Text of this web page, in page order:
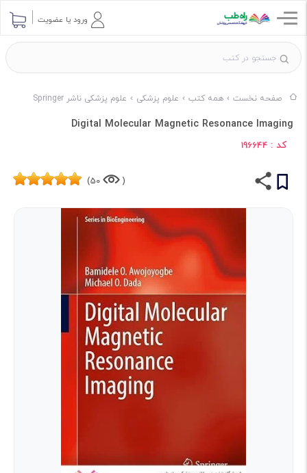
ورود یا عضویت
صفحه نخست همه کتب علوم پزشکی علوم پزشکی ناشر Springer
Digital Molecular Magnetic Resonance Imaging
کد : 196644
(
50)